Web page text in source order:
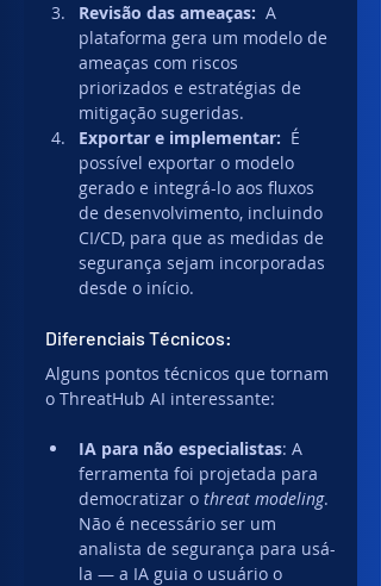
Revisão das ameaças: A
plataforma gera um modelo de
ameaças com riscos
priorizados e estratégias de
mitigação sugeridas.
Exportar e implementar: É
possível exportar o modelo
gerado e integrá-lo aos fluxos
de desenvolvimento, incluindo
CI/CD, para que as medidas de
segurança sejam incorporadas
desde o início.
Diferenciais Técnicos:
Alguns pontos técnicos que tornam
o ThreatHub AI interessante:
IA para não especialistas: A
ferramenta foi projetada para
democratizar o threat modeling.
Não é necessário ser um
analista de segurança para usá-
la — a IA guia o usuário o